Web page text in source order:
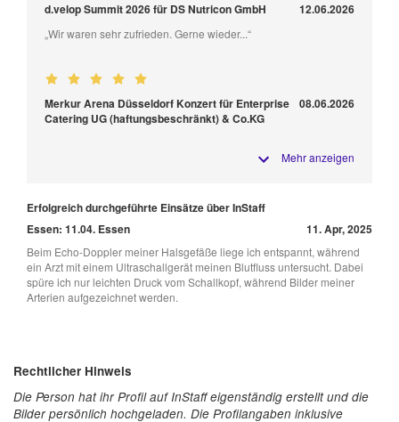
d.velop Summit 2026 für DS Nutricon GmbH 12.06.2026
„Wir waren sehr zufrieden. Gerne wieder...“
Merkur Arena Düsseldorf Konzert für Enterprise
Catering UG (haftungsbeschränkt) & Co.KG
08.06.2026
Mehr anzeigen
Erfolgreich durchgeführte Einsätze über InStaff
Essen: 11.04. Essen
11. Apr, 2025
Beim Echo-Doppler meiner Halsgefäße liege ich entspannt, während
ein Arzt mit einem Ultraschallgerät meinen Blutfluss untersucht. Dabei
spüre ich nur leichten Druck vom Schallkopf, während Bilder meiner
Arterien aufgezeichnet werden.
Rechtlicher Hinweis
Die Person hat ihr Profil auf InStaff eigenständig erstellt und die
Bilder persönlich hochgeladen. Die Profilangaben inklusive